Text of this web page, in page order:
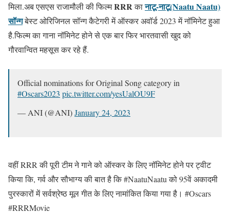
मिला.अब एसएस राजामौली की फिल्मRRRकानाटू-नाटू(Naatu Naatu)
सॉन्गबेस्ट ओरिजिनल सॉन्ग कैटेगरी में ऑस्कर अवॉर्ड 2023 में नॉमिनेट हुआ
है.फिल्म का गाना नॉमिनेट होने से एक बार फिर भारतवासी खुद को
गौरवान्वित महसूस कर रहे हैं.
Official nominations for Original Song category in
#Oscars2023 pic.twitter.com/yesUalOU9F
— ANI (@ANI)January 24, 2023
वहीं RRR की पूरी टीम ने गाने को ऑस्कर के लिए नॉमिनेट होने पर ट्वीट
किया कि, गर्व और सौभाग्य की बात है कि #NaatuNaatu को 95वें अकादमी
पुरस्कारों में सर्वश्रेष्ठ मूल गीत के लिए नामांकित किया गया है। #Oscars
#RRRMovie